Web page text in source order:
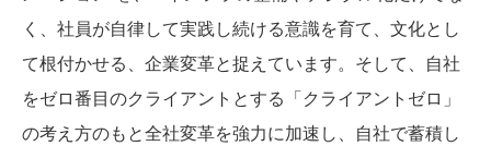
く、社員が自律して実践し続ける意識を育て、文化とし
て根付かせる、企業変革と捉えています。そして、自社
をゼロ番目のクライアントとする「クライアントゼロ」
の考え方のもと全社変革を強力に加速し、自社で蓄積し